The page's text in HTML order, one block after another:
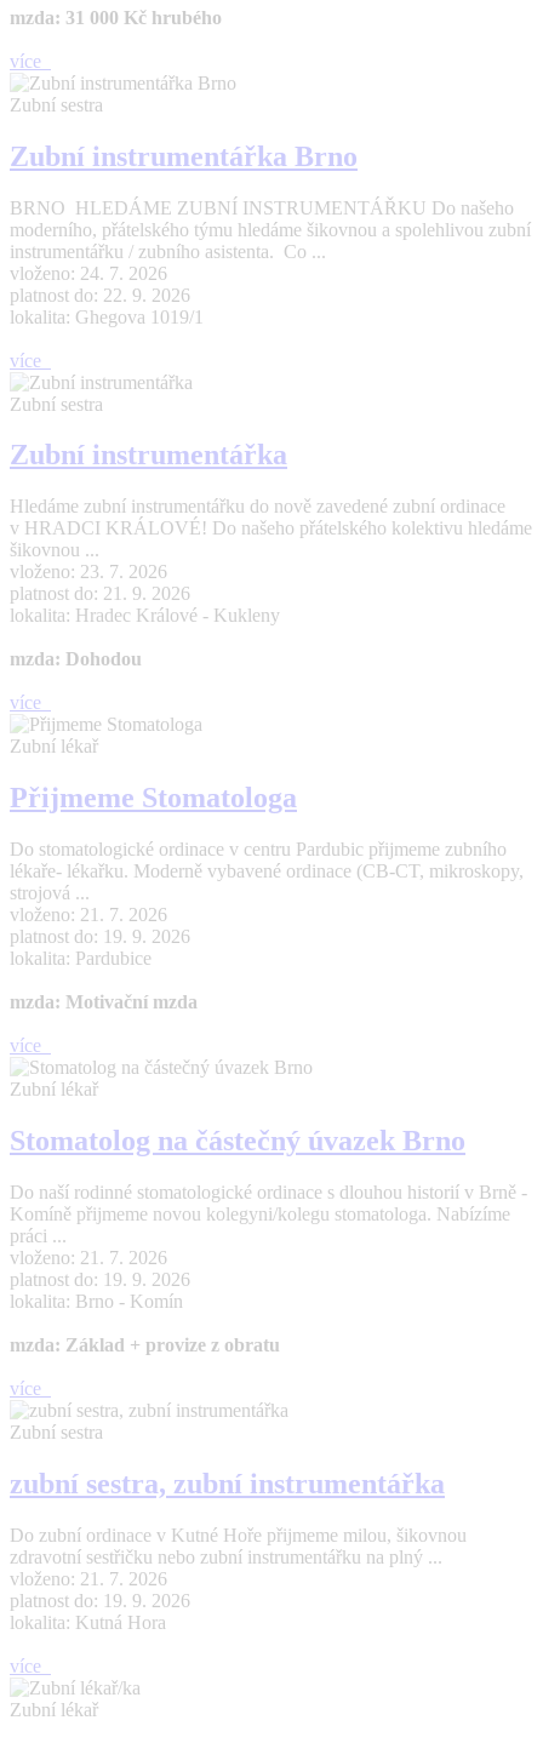
mzda: 31 000 Kč hrubého
více
Zubní sestra
Zubní instrumentářka Brno
BRNO HLEDÁME ZUBNÍ INSTRUMENTÁŘKU Do našeho
moderního, přátelského týmu hledáme šikovnou a spolehlivou zubní
instrumentářku / zubního asistenta. Co ...
vloženo: 24. 7. 2026
platnost do: 22. 9. 2026
lokalita: Ghegova 1019/1
více
Zubní sestra
Zubní instrumentářka
Hledáme zubní instrumentářku do nově zavedené zubní ordinace
v HRADCI KRÁLOVÉ! Do našeho přátelského kolektivu hledáme
šikovnou ...
vloženo: 23. 7. 2026
platnost do: 21. 9. 2026
lokalita: Hradec Králové - Kukleny
mzda: Dohodou
více
Zubní lékař
Přijmeme Stomatologa
Do stomatologické ordinace v centru Pardubic přijmeme zubního
lékaře- lékařku. Moderně vybavené ordinace (CB-CT, mikroskopy,
strojová ...
vloženo: 21. 7. 2026
platnost do: 19. 9. 2026
lokalita: Pardubice
mzda: Motivační mzda
více
Zubní lékař
Stomatolog na částečný úvazek Brno
Do naší rodinné stomatologické ordinace s dlouhou historií v Brně -
Komíně přijmeme novou kolegyni/kolegu stomatologa. Nabízíme
práci ...
vloženo: 21. 7. 2026
platnost do: 19. 9. 2026
lokalita: Brno - Komín
mzda: Základ + provize z obratu
více
Zubní sestra
zubní sestra, zubní instrumentářka
Do zubní ordinace v Kutné Hoře přijmeme milou, šikovnou
zdravotní sestřičku nebo zubní instrumentářku na plný ...
vloženo: 21. 7. 2026
platnost do: 19. 9. 2026
lokalita: Kutná Hora
více
Zubní lékař